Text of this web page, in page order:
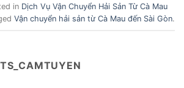
in Dịch Vụ Vận Chuyển Hải Sản Từ Cà Mau
Vận chuyển hải sản từ Cà Mau đến Sài Gòn.